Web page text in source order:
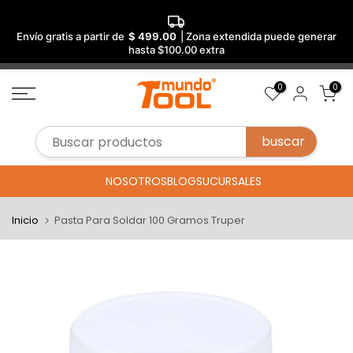
Envío gratis a partir de $ 499.00
| Zona extendida puede generar
hasta $100.00 extra
Saltar
al
0 0
NOSOTROSBLOGSUCURSALES
Inicio Pasta Para Soldar 100 Gramos Truper